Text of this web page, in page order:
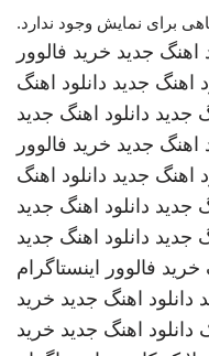
برای نمایش وجود ندارد.
اهنگ جدید خرید فالوور
اهنگ جدید دانلود اهنگ
جدید دانلود اهنگ جدید
اهنگ جدید خرید فالوور
اهنگ جدید دانلود اهنگ
جدید دانلود اهنگ جدید
جدید دانلود اهنگ جدید
خرید فالوور اینستاگرام
دانلود اهنگ جدید خرید
دانلود اهنگ جدید خرید